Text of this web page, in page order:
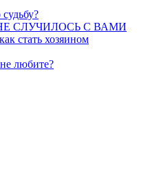
СЛУЧИЛОСЬ С ВАМИ
стать хозяином
любите?